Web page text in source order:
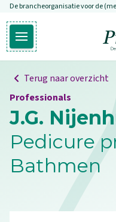
Overslaan en naar de
De brancheorganisatie voor de
Open hoofdmenu
Terug naar overzicht
Professionals
J.G.
Pedicure
Bathmen